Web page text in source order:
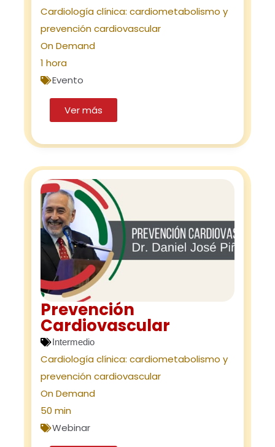
Cardiología clínica: cardiometabolismo y
prevención cardiovascular
On Demand
1 hora
Evento
Ver más
Prevención
Cardiovascular
Intermedio
Cardiología clínica: cardiometabolismo y
prevención cardiovascular
On Demand
50 min
Webinar